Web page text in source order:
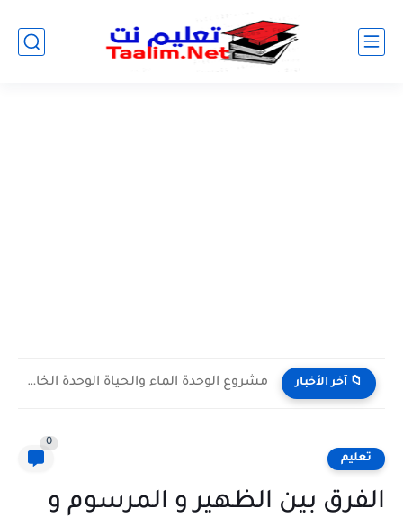
📁 آخر الأخبار مشروع الوحدة الماء والحياة الوحدة الخامسة المستوى الثالث projet de...
تعليم
0
الفرق بين الظهير و المرسوم و